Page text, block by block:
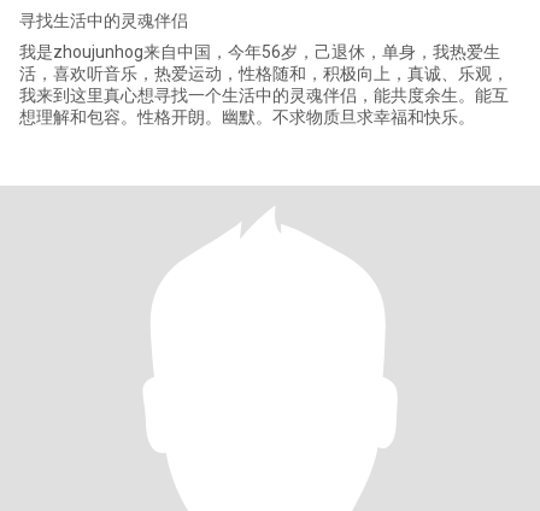
寻找生活中的灵魂伴侣
我是zhoujunhog来自中国，今年56岁，己退休，单身，我热爱生
活，喜欢听音乐，热爱运动，性格随和，积极向上，真诚、乐观，
我来到这里真心想寻找一个生活中的灵魂伴侣，能共度余生。能互
想理解和包容。性格开朗。幽默。不求物质旦求幸福和快乐。